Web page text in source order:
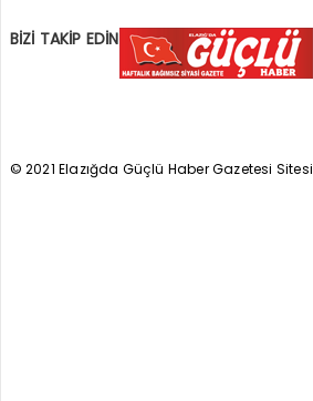
BİZİ TAKİP EDİN
© 2021 Elazığda Güçlü Haber Gazetesi Sitesi